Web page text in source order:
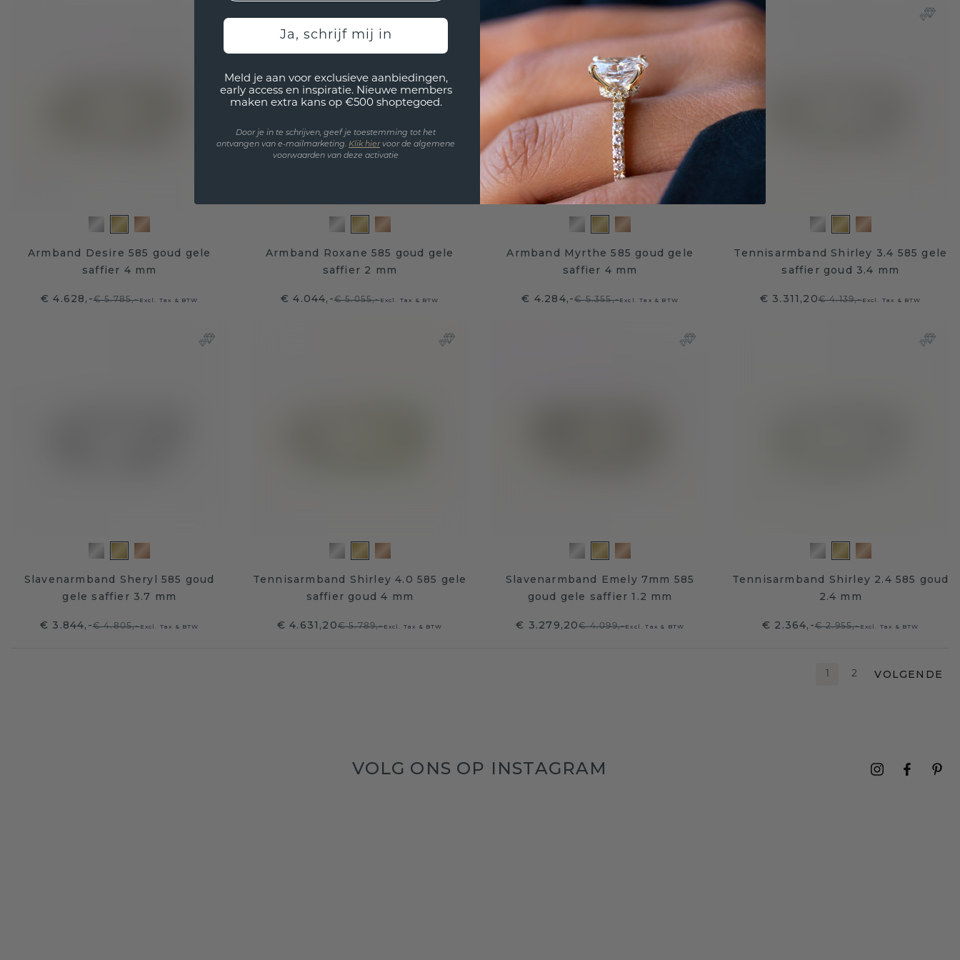
Armband Desire 585 goud gele
saffier 4 mm
€ 4.628,-€ 5.785,-Excl. Tax & BTW
Armband Roxane 585 goud gele
saffier 2 mm
€ 4.044,-€ 5.055,-Excl. Tax & BTW
Armband Myrthe 585 goud gele
saffier 4 mm
€ 4.284,-€ 5.355,-Excl. Tax & BTW
Tennisarmband Shirley 3.4 585 gele
saffier goud 3.4 mm
€ 3.311,20€ 4.139,-Excl. Tax & BTW
Slavenarmband Sheryl 585 goud
gele saffier 3.7 mm
€ 3.844,-€ 4.805,-Excl. Tax & BTW
Tennisarmband Shirley 4.0 585 gele
saffier goud 4 mm
€ 4.631,20€ 5.789,-Excl. Tax & BTW
Slavenarmband Emely 7mm 585
goud gele saffier 1.2 mm
€ 3.279,20€ 4.099,-Excl. Tax & BTW
Tennisarmband Shirley 2.4 585 goud
2.4 mm
€ 2.364,-€ 2.955,-Excl. Tax & BTW
1 2 VOLGENDE
VOLG ONS OP INSTAGRAM
Ja, schrijf mij in
Meld je aan voor exclusieve aanbiedingen,
early access en inspiratie. Nieuwe members
maken extra kans op €500 shoptegoed.
Door je in te schrijven, geef je toestemming tot het
ontvangen van e-mailmarketing. Klik hiervoor de algemene
voorwaarden van deze activatie